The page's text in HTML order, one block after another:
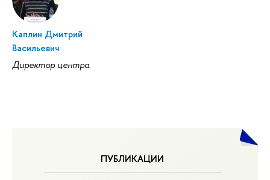
ПУБЛИКАЦИИ
Каплин Дмитрий
Васильевич
Директор центра